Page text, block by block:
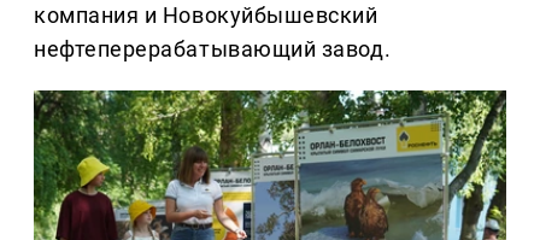
компания и Новокуйбышевский
нефтеперерабатывающий завод.